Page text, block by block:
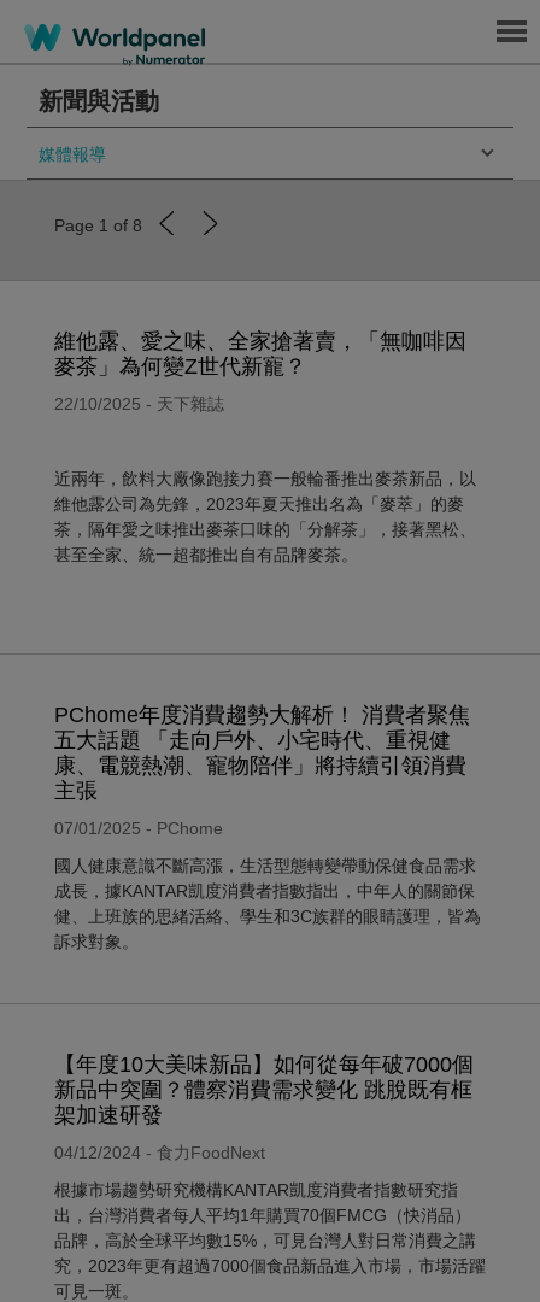
Menu
新聞與活動
媒體報導
Page 1 of 8
維他露、愛之味、全家搶著賣，「無咖啡因
麥茶」為何變Z世代新寵？
22/10/2025 - 天下雜誌
近兩年，飲料大廠像跑接力賽一般輪番推出麥茶新品，以
維他露公司為先鋒，2023年夏天推出名為「麥萃」的麥
茶，隔年愛之味推出麥茶口味的「分解茶」，接著黑松、
甚至全家、統一超都推出自有品牌麥茶。
PChome年度消費趨勢大解析！ 消費者聚焦
五大話題 「走向戶外、小宅時代、重視健
康、電競熱潮、寵物陪伴」將持續引領消費
主張
07/01/2025 - PChome
國人健康意識不斷高漲，生活型態轉變帶動保健食品需求
成長，據KANTAR凱度消費者指數指出，中年人的關節保
健、上班族的思緒活絡、學生和3C族群的眼睛護理，皆為
訴求對象。
【年度10大美味新品】如何從每年破7000個
新品中突圍？體察消費需求變化 跳脫既有框
架加速研發
04/12/2024 - 食力FoodNext
根據市場趨勢研究機構KANTAR凱度消費者指數研究指
出，台灣消費者每人平均1年購買70個FMCG（快消品）
品牌，高於全球平均數15%，可見台灣人對日常消費之講
究，2023年更有超過7000個食品新品進入市場，市場活躍
可見一斑。